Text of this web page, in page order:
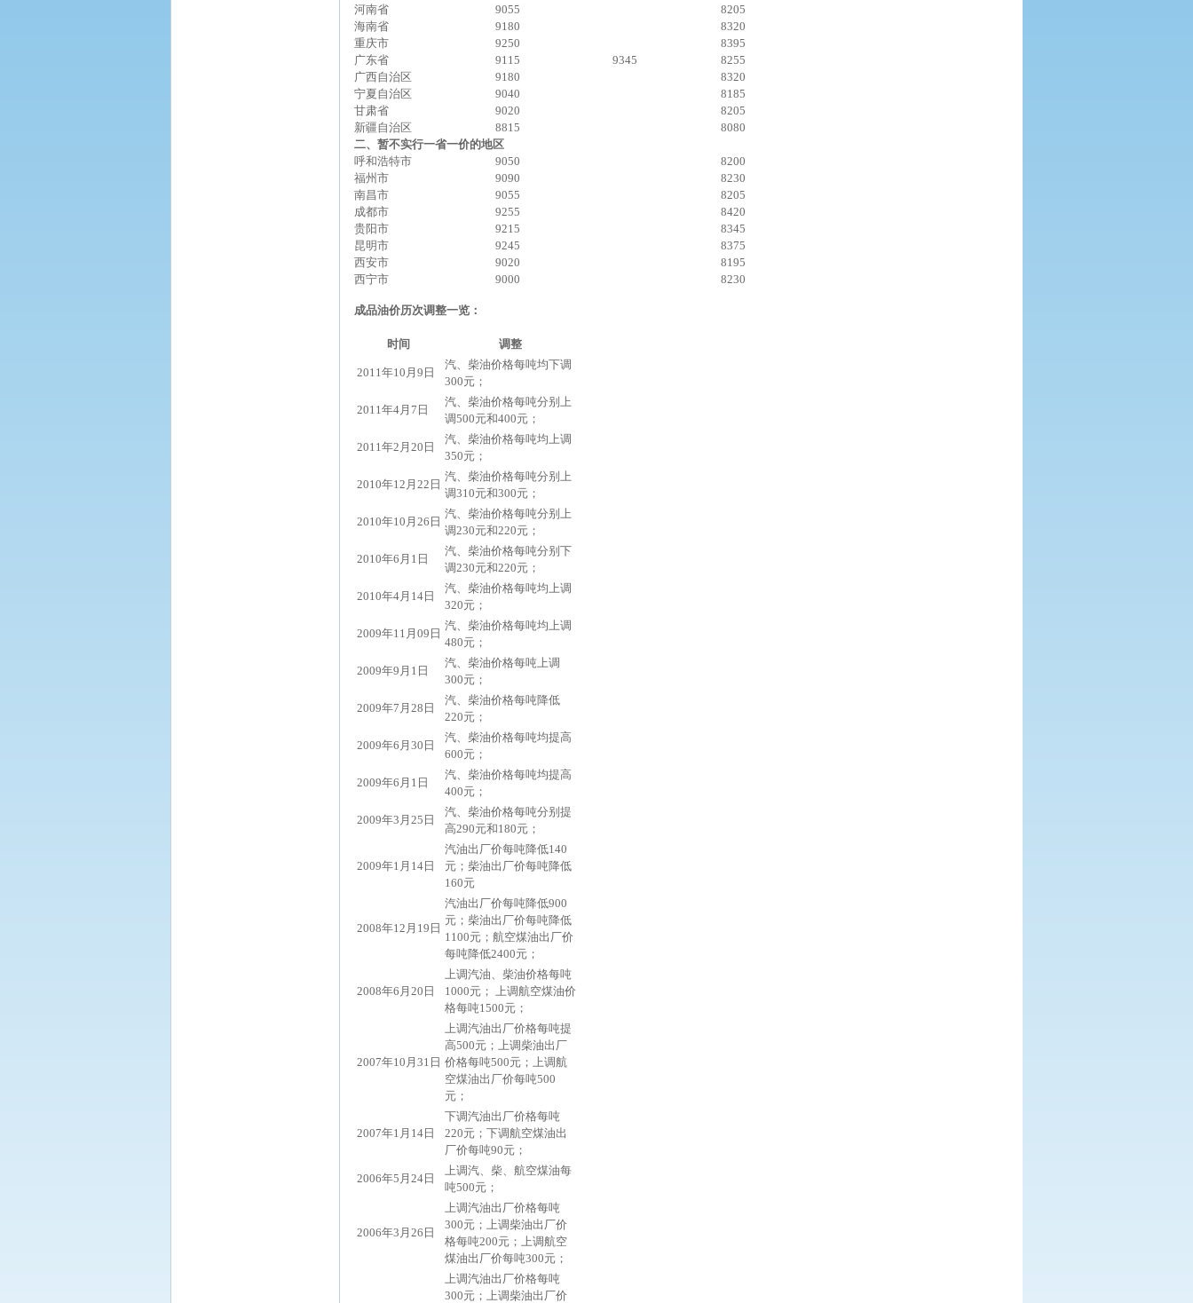
河南省
9055
8205
海南省
9180
8320
重庆市
9250
8395
广东省
9115 9345
8255
广西自治区
9180
8320
宁夏自治区
9040
8185
甘肃省
9020
8205
新疆自治区
8815
8080
二、暂不实行一省一价的地区
呼和浩特市
9050
8200
福州市
9090
8230
南昌市
9055
8205
成都市
9255
8420
贵阳市
9215
8345
昆明市
9245
8375
西安市
9020
8195
西宁市
9000 8230
成品油价历次调整一览：
时间 调整
2011年10月9日
汽、柴油价格每吨均下调
300元；
2011年4月7日
汽、柴油价格每吨分别上
调500元和400元；
2011年2月20日
汽、柴油价格每吨均上调
350元；
2010年12月22日
汽、柴油价格每吨分别上
调310元和300元；
2010年10月26日
汽、柴油价格每吨分别上
调230元和220元；
2010年6月1日
汽、柴油价格每吨分别下
调230元和220元；
2010年4月14日
汽、柴油价格每吨均上调
320元；
2009年11月09日
汽、柴油价格每吨均上调
480元；
2009年9月1日
汽、柴油价格每吨上调
300元；
2009年7月28日
汽、柴油价格每吨降低
220元；
2009年6月30日
汽、柴油价格每吨均提高
600元；
2009年6月1日
汽、柴油价格每吨均提高
400元；
2009年3月25日
汽、柴油价格每吨分别提
高290元和180元；
2009年1月14日
汽油出厂价每吨降低140
元；柴油出厂价每吨降低
160元
2008年12月19日
汽油出厂价每吨降低900
元；柴油出厂价每吨降低
1100元；航空煤油出厂价
每吨降低2400元；
2008年6月20日
上调汽油、柴油价格每吨
1000元； 上调航空煤油价
格每吨1500元；
2007年10月31日
上调汽油出厂价格每吨提
高500元；上调柴油出厂
价格每吨500元；上调航
空煤油出厂价每吨500
元；
2007年1月14日
下调汽油出厂价格每吨
220元；下调航空煤油出
厂价每吨90元；
2006年5月24日
上调汽、柴、航空煤油每
吨500元；
2006年3月26日
上调汽油出厂价格每吨
300元；上调柴油出厂价
格每吨200元；上调航空
煤油出厂价每吨300元；
上调汽油出厂价格每吨
300元；上调柴油出厂价